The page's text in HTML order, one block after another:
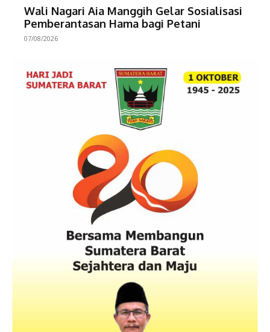
Wali Nagari Aia Manggih Gelar Sosialisasi
Pemberantasan Hama bagi Petani
07/08/2026